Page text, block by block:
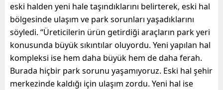
eski halden yeni hale taşındıklarını belirterek, eski hal
bölgesinde ulaşım ve park sorunları yaşadıklarını
söyledi. “Üreticilerin ürün getirdiği araçların park yeri
konusunda büyük sıkıntılar oluyordu. Yeni yapılan hal
kompleksi ise hem daha büyük hem de daha ferah.
Burada hiçbir park sorunu yaşamıyoruz. Eski hal şehir
merkezinde kaldığı için ulaşım zordu. Yeni hal ise